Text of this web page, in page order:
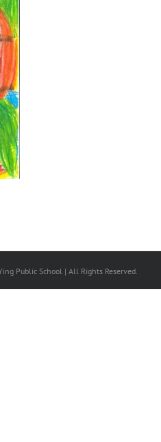
Public School | All Rights Reserved.